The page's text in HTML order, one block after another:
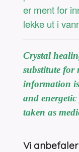
er ment for
lekke ut i
Crystal
substitute for
information
and
taken as
Vi